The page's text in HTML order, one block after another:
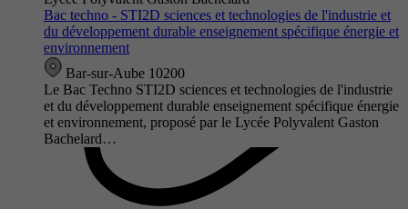
Bac techno - STI2D sciences et technologies de l'industrie et
du développement durable enseignement spécifique énergie et
environnement
Bar-sur-Aube 10200
Le Bac Techno STI2D sciences et technologies de l'industrie
et du développement durable enseignement spécifique énergie
et environnement, proposé par le Lycée Polyvalent Gaston
Bachelard…